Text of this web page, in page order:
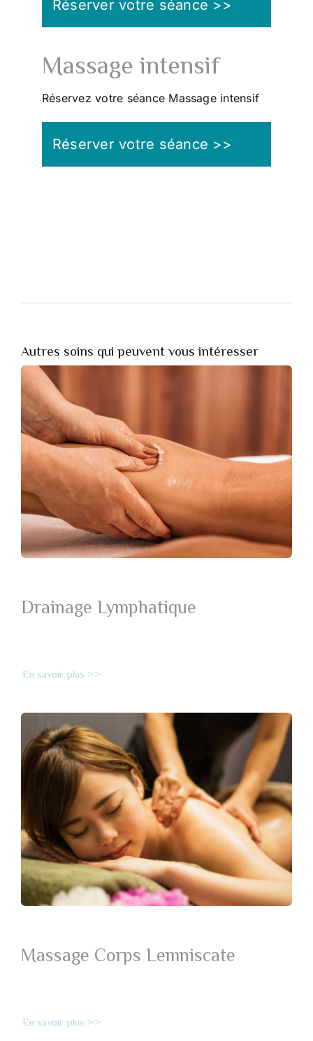
Réserver votre séance >>
Massage intensif
Réservez votre séance Massage intensif
Réserver votre séance >>
Autres soins qui peuvent vous intéresser
Drainage Lymphatique
En savoir plus >>
Massage Corps Lemniscate
En savoir plus >>